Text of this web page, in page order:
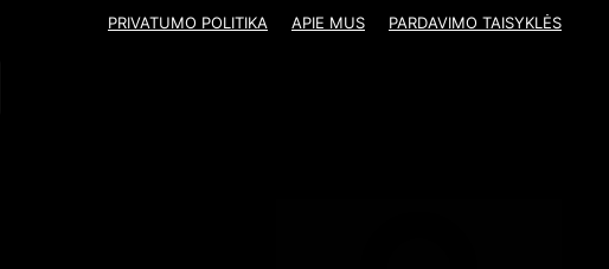
PRIVATUMO POLITIKA APIE MUS PARDAVIMO TAISYKLĖS